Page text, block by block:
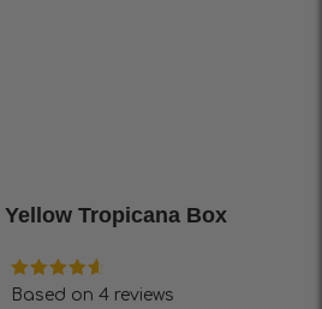
Yellow Tropicana Box
Оценено на
Based on 4 reviews